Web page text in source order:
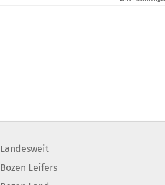
Landesweit
Bozen Leifers